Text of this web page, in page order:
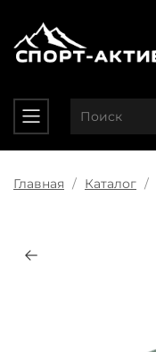
Главная Каталог